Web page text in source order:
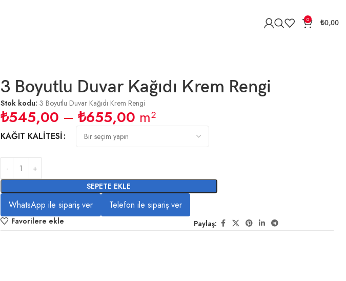
0 ₺0,00
3 Boyutlu Duvar Kağıdı Krem Rengi
Stok kodu: 3 Boyutlu Duvar Kağıdı Krem Rengi
₺545,00 – ₺655,00 m²
KAĞIT KALITESI
SEPETE EKLE
WhatsApp ile sipariş ver Telefon ile sipariş ver
Favorilere ekle Paylaş: